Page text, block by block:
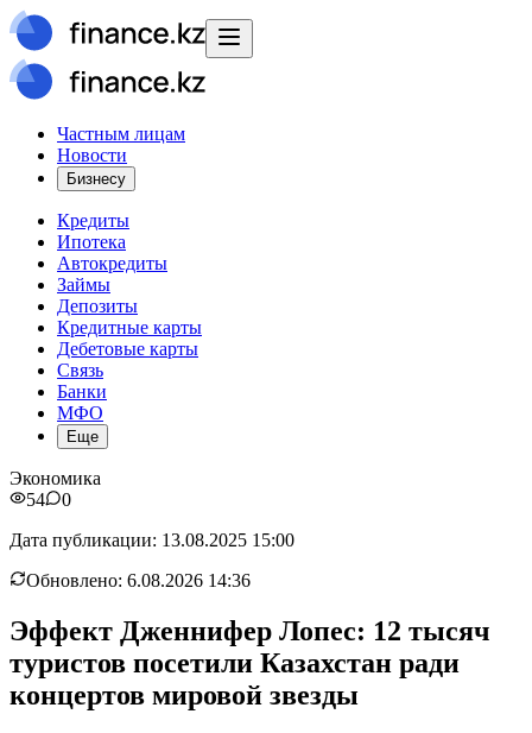
Частным лицам
Новости
Бизнесу
Кредиты
Ипотека
Автокредиты
Займы
Депозиты
Кредитные карты
Дебетовые карты
Связь
Банки
МФО
Еще
Экономика
54
0
Дата публикации: 13.08.2025 15:00
Обновлено: 6.08.2026 14:36
Эффект Дженнифер Лопес: 12 тысяч
туристов посетили Казахстан ради
концертов мировой звезды